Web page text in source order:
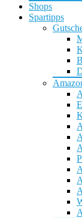
Shops
Spartipps